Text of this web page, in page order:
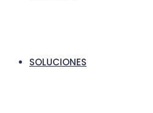
SOLUCIONES